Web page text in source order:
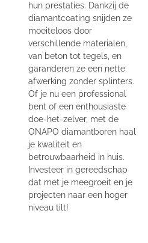
hun prestaties. Dankzij de
diamantcoating snijden ze
moeiteloos door
verschillende materialen,
van beton tot tegels, en
garanderen ze een nette
afwerking zonder splinters.
Of je nu een professional
bent of een enthousiaste
doe-het-zelver, met de
ONAPO diamantboren haal
je kwaliteit en
betrouwbaarheid in huis.
Investeer in gereedschap
dat met je meegroeit en je
projecten naar een hoger
niveau tilt!